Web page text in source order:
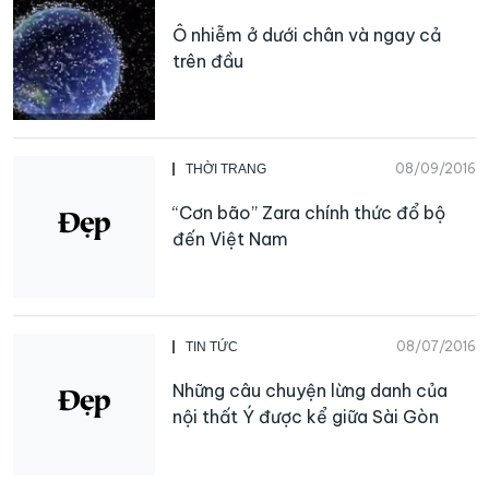
Ô nhiễm ở dưới chân và ngay cả
trên đầu
THỜI TRANG 08/09/2016
“Cơn bão” Zara chính thức đổ bộ
đến Việt Nam
TIN TỨC 08/07/2016
Những câu chuyện lừng danh của
nội thất Ý được kể giữa Sài Gòn